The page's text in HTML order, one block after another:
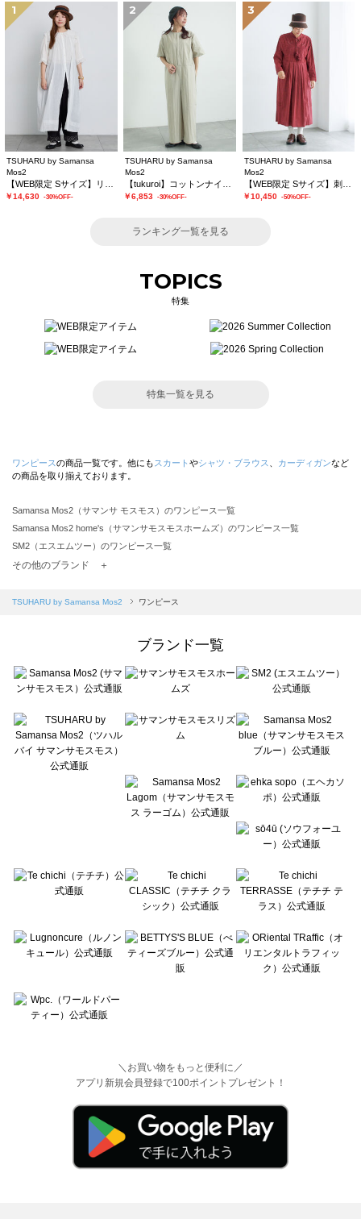
1
TSUHARU by Samansa
Mos2
￥14,630 -30%OFF-
2
TSUHARU by Samansa
Mos2
￥6,853 -30%OFF-
3
TSUHARU by Samansa
Mos2
￥10,450 -50%OFF-
ランキング一覧を見る
TOPICS
特集
特集一覧を見る
ワンピースの商品一覧です。他にも スカート やシャツ・ブラウス カーディガンなど
の商品を取り揃えております。
Samansa Mos2（サマンサ モスモス）のワンピース一覧
Samansa Mos2 home's（サマンサモスモスホームズ）のワンピース一覧
SM2（エスエムツー）のワンピース一覧
TSUHARU by Samansa Mos2（ツハルバイサマンサモスモス）のワンピース一覧
Samansa Mos2 blue（サマンサモスモス ブルー）のワンピース一覧
sō4ū（ソウフォーユー）のワンピース一覧
Te chichi（テチチ）のワンピース一覧
Te chichi CLASSIC（テチチ クラシック）のワンピース一覧
Lugnoncure（ルノンキュール）のワンピース一覧
BETTY'S BLUE（べティーズブルー）のワンピース一覧
Wpc.（ワールドパーティー）のワンピース一覧
その他のブランド ＋
TSUHARU by Samansa Mos2 ワンピース
ブランド一覧
＼お買い物をもっと便利に／
アプリ新規会員登録で100ポイントプレゼント！